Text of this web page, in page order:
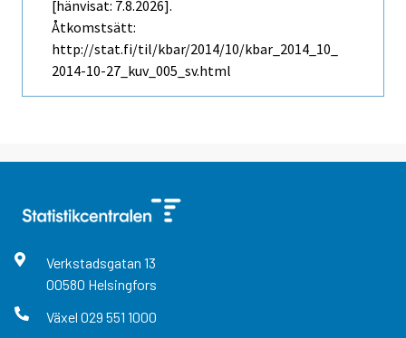
[hänvisat: 7.8.2026].
Åtkomstsätt:
http://stat.fi/til/kbar/2014/10/kbar_2014_10_
2014-10-27_kuv_005_sv.html
Verkstadsgatan 13
00580 Helsingfors
Växel 029 551 1000